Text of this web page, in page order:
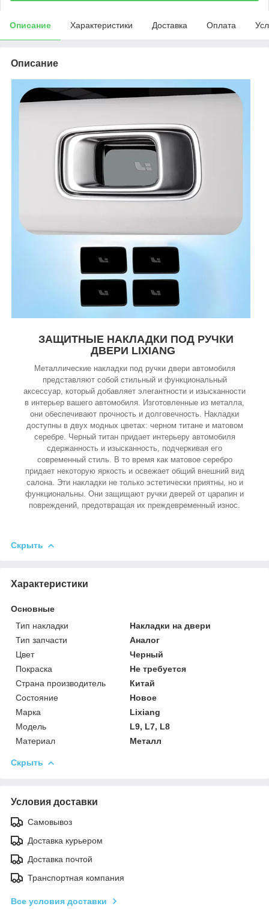
Описание Характеристики Доставка Оплата
Описание
ЗАЩИТНЫЕ НАКЛАДКИ ПОД РУЧКИ
ДВЕРИ LIXIANG
Металлические накладки под ручки двери автомобиля
представляют собой стильный и функциональный
аксессуар, который добавляет элегантности и изысканности
в интерьер вашего автомобиля. Изготовленные из металла,
они обеспечивают прочность и долговечность. Накладки
доступны в двух модных цветах: черном титане и матовом
серебре. Черный титан придает интерьеру автомобиля
сдержанность и изысканность, подчеркивая его
современный стиль. В то время как матовое серебро
придает некоторую яркость и освежает общий внешний вид
салона. Эти накладки не только эстетически приятны, но и
функциональны. Они защищают ручки дверей от царапин и
повреждений, предотвращая их преждевременный износ.
Скрыть
Характеристики
Основные
Тип накладки
Накладки на двери
Тип запчасти
Аналог
Цвет
Черный
Покраска
Не требуется
Страна производитель
Китай
Состояние
Новое
Марка
Lixiang
Модель
L9, L7, L8
Материал
Металл
Скрыть
Условия доставки
Самовывоз
Доставка курьером
Доставка почтой
Транспортная компания
Все условия доставки